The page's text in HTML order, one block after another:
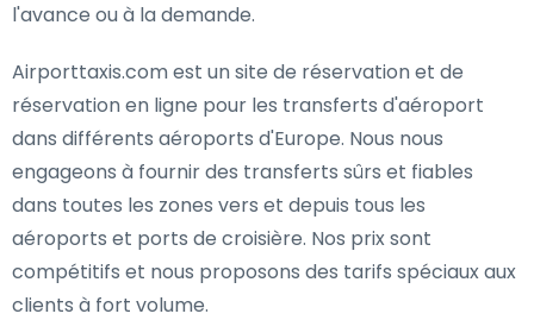
l'avance ou à la demande.
Airporttaxis.com est un site de réservation et de
réservation en ligne pour les transferts d'aéroport
dans différents aéroports d'Europe. Nous nous
engageons à fournir des transferts sûrs et fiables
dans toutes les zones vers et depuis tous les
aéroports et ports de croisière. Nos prix sont
compétitifs et nous proposons des tarifs spéciaux aux
clients à fort volume.